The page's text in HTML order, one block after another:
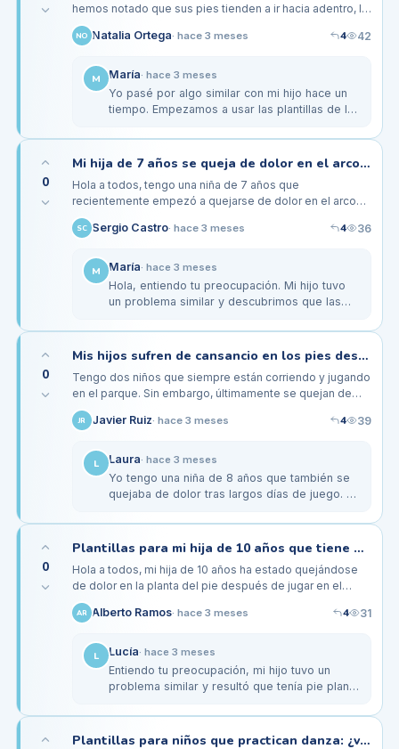
hemos notado que sus pies tienden a ir hacia adentro, lo
que parece ser pie valgo. A veces se queja de molestias
después de…
NO Natalia Ortega· hace 3 meses 4 42
M María· hace 3 meses
Yo pasé por algo similar con mi hijo hace un
tiempo. Empezamos a usar las plantillas de la
ayudado bastante. También…
0
Mi hija de 7 años se queja de dolor en el arco al usar sus zapatos nuevos
Hola a todos, tengo una niña de 7 años que
recientemente empezó a quejarse de dolor en el arco
del pie derecho cuando usa sus zapatos nuevos. Antes
de esto, nunca había tenido…
SC Sergio Castro· hace 3 meses 4 36
M María· hace 3 meses
Hola, entiendo tu preocupación. Mi hijo tuvo
un problema similar y descubrimos que las
a aliviar su dolor. A…
0
Mis hijos sufren de cansancio en los pies después de jugar todo el día, ¿serán las plantillas la solución?
Tengo dos niños que siempre están corriendo y jugando
en el parque. Sin embargo, últimamente se quejan de
dolor y cansancio en los pies después de un día de
juego. He estado…
JR Javier Ruiz· hace 3 meses 4 39
L Laura· hace 3 meses
Yo tengo una niña de 8 años que también se
quejaba de dolor tras largos días de juego. Le
en pediatría, y la…
0
Plantillas para mi hija de 10 años que tiene dolor al caminar: ¿es normal?
Hola a todos, mi hija de 10 años ha estado quejándose
de dolor en la planta del pie después de jugar en el
parque y caminar largas distancias. He notado que su
pisada parece un…
AR Alberto Ramos· hace 3 meses 4 31
L Lucía· hace 3 meses
Entiendo tu preocupación, mi hijo tuvo un
problema similar y resultó que tenía pie plano.
soporte y alivio. Además,…
Plantillas para niños que practican danza: ¿valen la pena?